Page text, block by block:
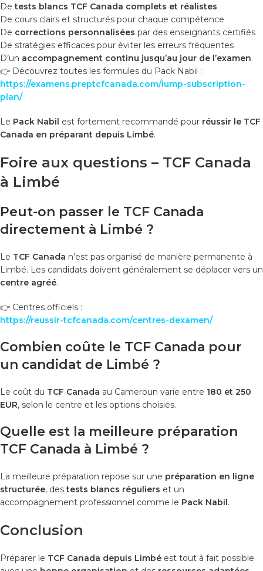
Detests blancs TCF Canada complets et réalistes
De cours clairs et structurés pour chaque compétence
De corrections personnalisées par des enseignants certifiés
De stratégies efficaces pour éviter les erreurs fréquentes
D’un accompagnement continu jusqu’au jour de l’examen
👉 Découvrez toutes les formules du Pack Nabil :
https://examens.preptcfcanada.com/iump-subscription-
plan/
Le Pack Nabil est fortement recommandé pour réussir le TCF
Canada en préparant depuis Limbé.
Foire aux questions – TCF Canada
à Limbé
Peut-on passer le TCF Canada
directement à Limbé ?
Le TCF Canada n’est pas organisé de manière permanente à
Limbé. Les candidats doivent généralement se déplacer vers un
centre agréé.
👉 Centres officiels :
https://reussir-tcfcanada.com/centres-dexamen/
Combien coûte le TCF Canada pour
un candidat de Limbé ?
Le coût du TCF Canada au Cameroun varie entre 180 et 250
EUR, selon le centre et les options choisies.
Quelle est la meilleure préparation
TCF Canada à Limbé ?
La meilleure préparation repose sur une préparation en ligne
structurée, destests blancs réguliers et un
accompagnement professionnel comme le Pack Nabil.
Conclusion
Préparer le TCF Canada depuis Limbé est tout à fait possible